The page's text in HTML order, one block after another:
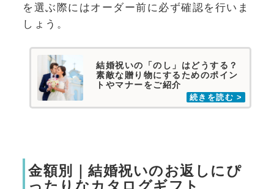
を選ぶ際にはオーダー前に必ず確認を行いま
しょう。
結婚祝いの「のし」はどうする？
素敵な贈り物にするためのポイン
トやマナーをご紹介
金額別｜結婚祝いのお返しにぴ